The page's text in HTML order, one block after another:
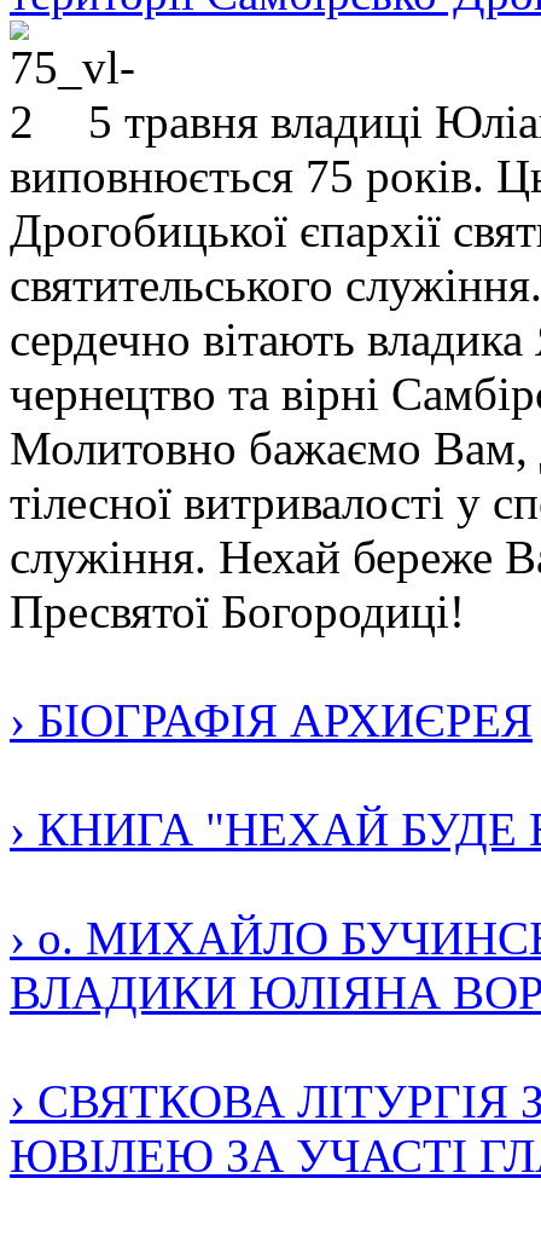
5 травня владиці
виповнюється 75 років.
Дрогобицької єпархії
святительського
сердечно вітають
чернецтво та вірні
Молитовно бажаємо Вам,
тілесної витривалості у
служіння. Нехай береже
Пресвятої Богородиці!
› БІОГРАФІЯ АРХИЄРЕЯ
› КНИГА "НЕХАЙ БУДЕ
› о. МИХАЙЛО
ВЛАДИКИ ЮЛІЯНА
› СВЯТКОВА ЛІТУРГІЯ
ЮВІЛЕЮ ЗА УЧАСТІ